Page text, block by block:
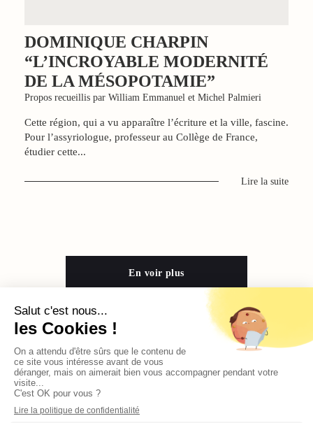
DOMINIQUE CHARPIN
“L’INCROYABLE MODERNITÉ
DE LA MÉSOPOTAMIE”
Propos recueillis par William Emmanuel et Michel Palmieri
Cette région, qui a vu apparaître l’écriture et la ville, fascine.
Pour l’assyriologue, professeur au Collège de France,
étudier cette...
Lire la suite
En voir plus